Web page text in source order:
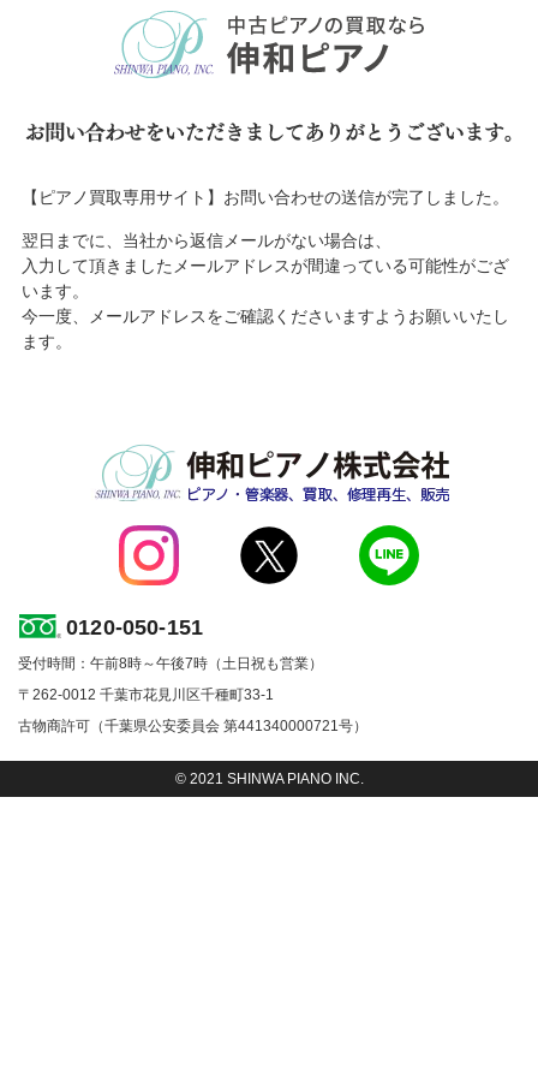
【ピアノ買取専用サイト】お問い合わせの送信が完了しました。
翌日までに、当社から返信メールがない場合は、
入力して頂きましたメールアドレスが間違っている可能性がござ
います。
今一度、メールアドレスをご確認くださいますようお願いいたし
ます。
0120-050-151
受付時間：午前8時～午後7時（土日祝も営業）
〒262-0012 千葉市花見川区千種町33-1
古物商許可（千葉県公安委員会 第441340000721号）
© 2021 SHINWA PIANO INC.